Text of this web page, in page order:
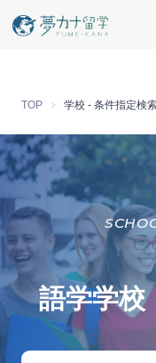
TOP 学校 - 条件指定検
語学学校